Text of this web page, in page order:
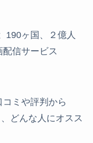
190ヶ国、２億人
信サービス
ミや評判から
どんな人にオスス